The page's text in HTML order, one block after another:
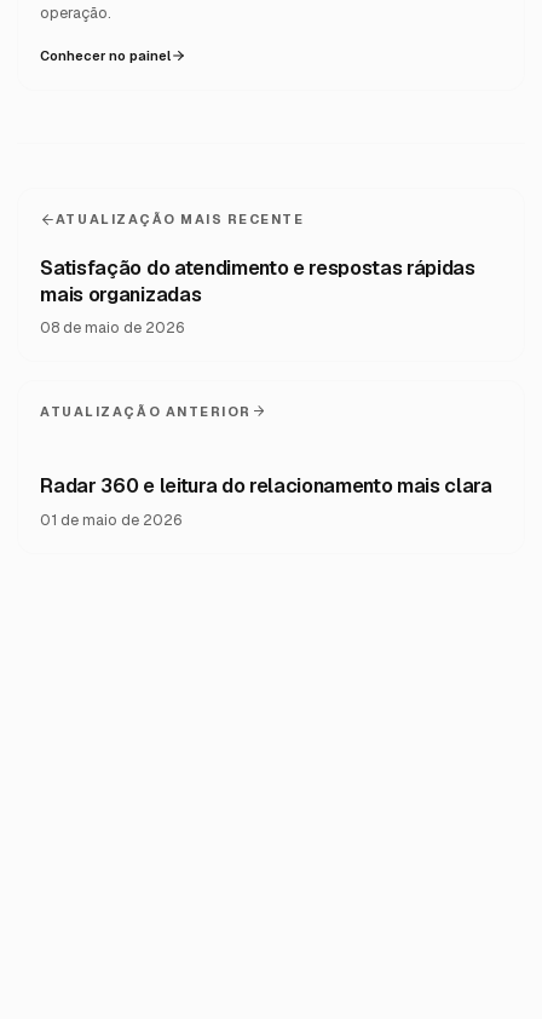
operação.
Conhecer no painel
ATUALIZAÇÃO MAIS RECENTE
Satisfação do atendimento e respostas rápidas
mais organizadas
08 de maio de 2026
ATUALIZAÇÃO ANTERIOR
Radar 360 e leitura do relacionamento mais clara
01 de maio de 2026